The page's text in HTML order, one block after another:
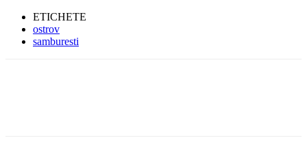
ETICHETE
ostrov
samburesti